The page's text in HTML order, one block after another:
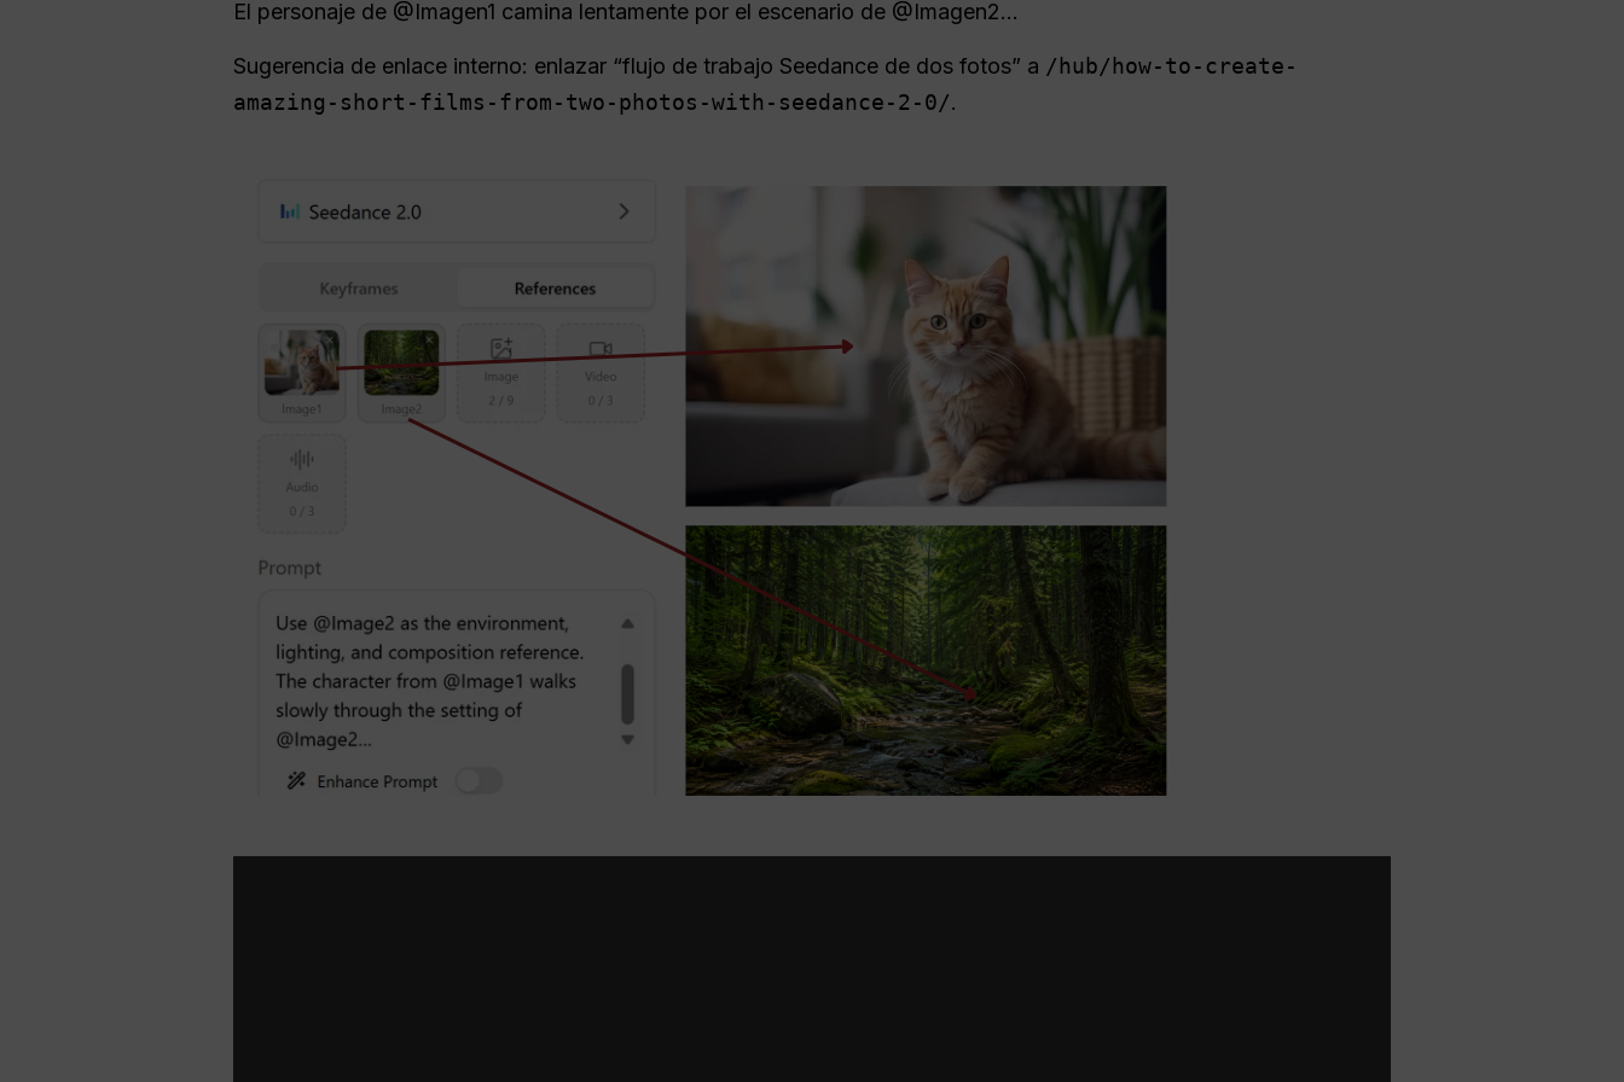
El personaje de @Imagen1 camina lentamente por el escenario de @Imagen2...
Sugerencia de enlace interno: enlazar “flujo de trabajo Seedance de dos fotos” a /hub/how-to-create-
amazing-short-films-from-two-photos-with-seedance-2-0/.